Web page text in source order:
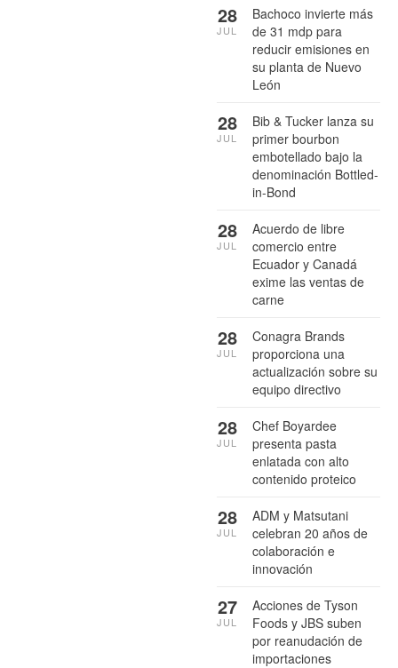
Bachoco invierte más
de 31 mdp para
reducir emisiones en
su planta de Nuevo
León
28
JUL
Bib & Tucker lanza su
primer bourbon
embotellado bajo la
denominación Bottled-
in-Bond
28
JUL
Acuerdo de libre
comercio entre
Ecuador y Canadá
exime las ventas de
carne
28
JUL
Conagra Brands
proporciona una
actualización sobre su
equipo directivo
28
JUL
Chef Boyardee
presenta pasta
enlatada con alto
contenido proteico
28
JUL
ADM y Matsutani
celebran 20 años de
colaboración e
innovación
28
JUL
Acciones de Tyson
Foods y JBS suben
por reanudación de
importaciones
27
JUL